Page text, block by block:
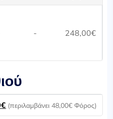
- 248,00€
€ (περιλαμβάνει48,00€ Φόρος)